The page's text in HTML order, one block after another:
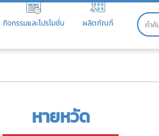
กิจกรรมและโปรโมชั่น ผลิตภัณฑ์
หายหวัด